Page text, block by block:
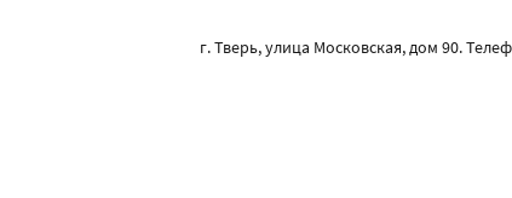
г. Тверь, улица Московская, дом 90.